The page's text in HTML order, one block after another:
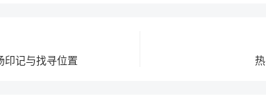
印记与找寻位置